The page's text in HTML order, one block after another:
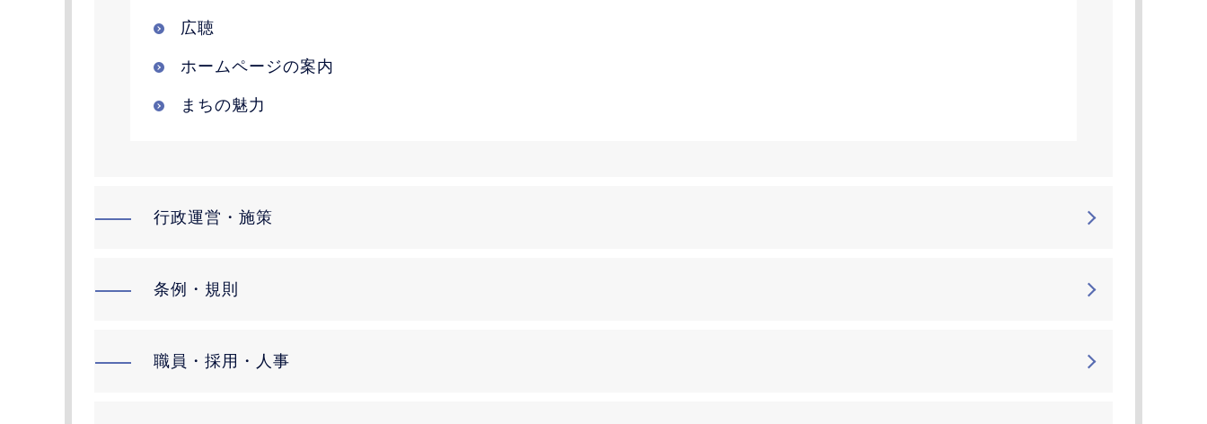
広聴
ホームページの案内
まちの魅力
行政運営・施策
条例・規則
職員・採用・人事